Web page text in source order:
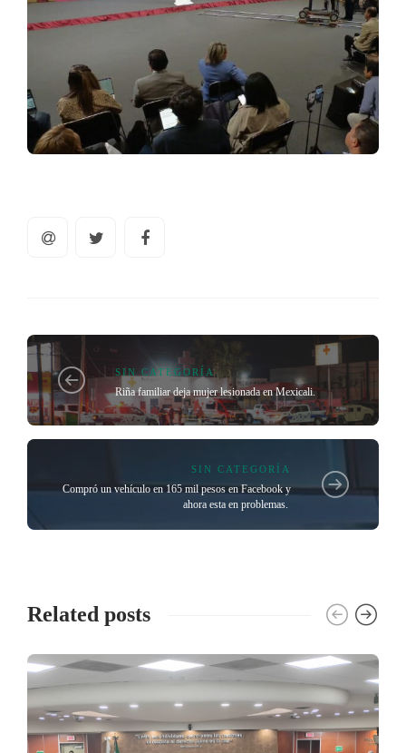
SIN CATEGORÍA
Riña familiar deja mujer lesionada en Mexicali.
SIN CATEGORÍA
Compró un vehículo en 165 mil pesos en Facebook y
ahora esta en problemas.
Related posts